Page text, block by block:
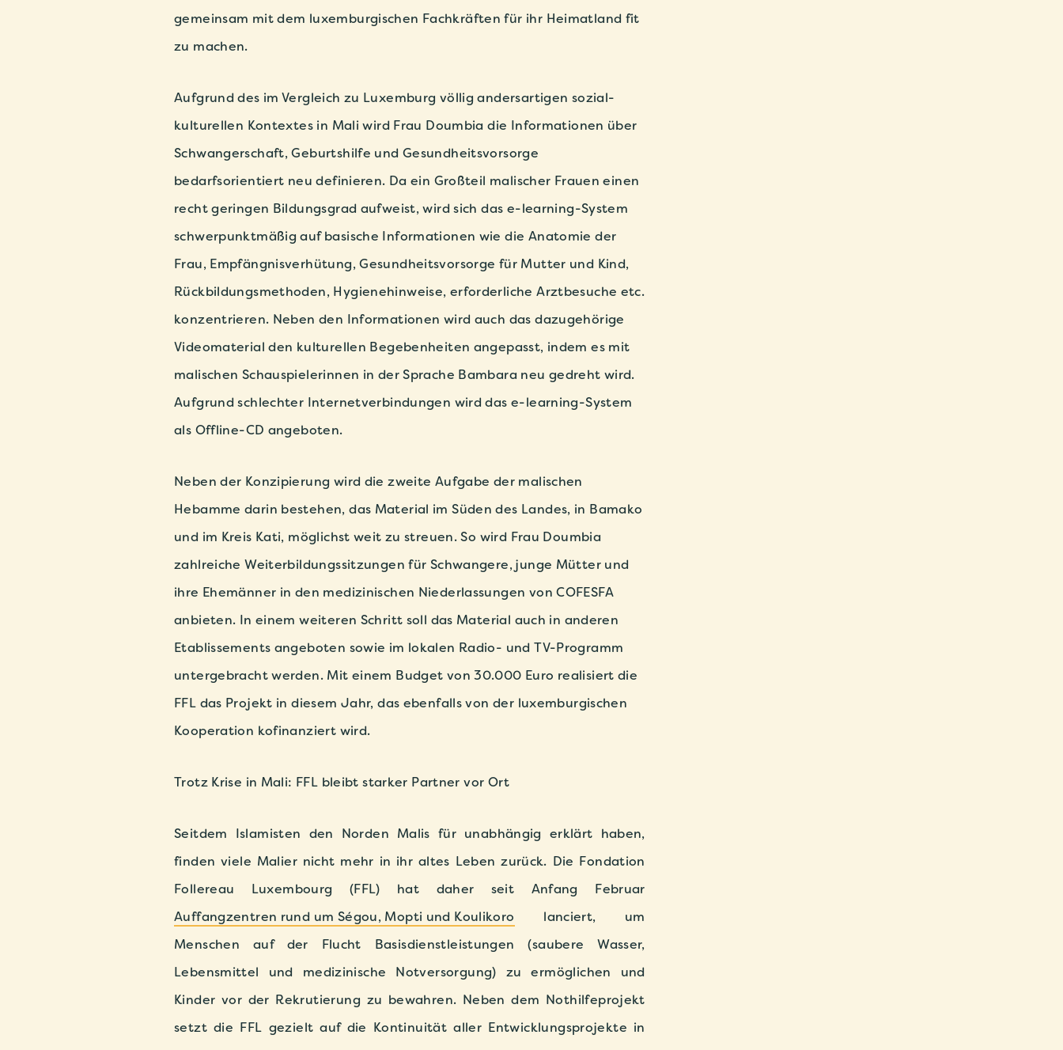
gemeinsam mit dem luxemburgischen Fachkräften für ihr Heimatland fit
zu machen.
Aufgrund des im Vergleich zu Luxemburg völlig andersartigen sozial-
kulturellen Kontextes in Mali wird Frau Doumbia die Informationen über
Schwangerschaft, Geburtshilfe und Gesundheitsvorsorge
bedarfsorientiert neu definieren. Da ein Großteil malischer Frauen einen
recht geringen Bildungsgrad aufweist, wird sich das e-learning-System
schwerpunktmäßig auf basische Informationen wie die Anatomie der
Frau, Empfängnisverhütung, Gesundheitsvorsorge für Mutter und Kind,
Rückbildungsmethoden, Hygienehinweise, erforderliche Arztbesuche etc.
konzentrieren. Neben den Informationen wird auch das dazugehörige
Videomaterial den kulturellen Begebenheiten angepasst, indem es mit
malischen Schauspielerinnen in der Sprache Bambara neu gedreht wird.
Aufgrund schlechter Internetverbindungen wird das e-learning-System
als Offline-CD angeboten.
Neben der Konzipierung wird die zweite Aufgabe der malischen
Hebamme darin bestehen, das Material im Süden des Landes, in Bamako
und im Kreis Kati, möglichst weit zu streuen. So wird Frau Doumbia
zahlreiche Weiterbildungssitzungen für Schwangere, junge Mütter und
ihre Ehemänner in den medizinischen Niederlassungen von COFESFA
anbieten. In einem weiteren Schritt soll das Material auch in anderen
Etablissements angeboten sowie im lokalen Radio- und TV-Programm
untergebracht werden. Mit einem Budget von 30.000 Euro realisiert die
FFL das Projekt in diesem Jahr, das ebenfalls von der luxemburgischen
Kooperation kofinanziert wird.
Trotz Krise in Mali: FFL bleibt starker Partner vor Ort
Seitdem Islamisten den Norden Malis für unabhängig erklärt haben,
finden viele Malier nicht mehr in ihr altes Leben zurück. Die Fondation
Follereau Luxembourg (FFL) hat daher seit Anfang Februar
Auffangzentren rund um Ségou, Mopti und Koulikoro lanciert, um
Menschen auf der Flucht Basisdienstleistungen (saubere Wasser,
Lebensmittel und medizinische Notversorgung) zu ermöglichen und
Kinder vor der Rekrutierung zu bewahren. Neben dem Nothilfeprojekt
setzt die FFL gezielt auf die Kontinuität aller Entwicklungsprojekte in